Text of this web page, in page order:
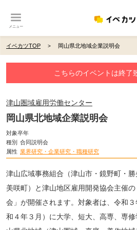
メニュー
イベカツTOP 岡山県北地域企業説明会
こちらのイベントは終了
津山圏域雇用労働センター
岡山県北地域企業説明会
対象卒年
種別 合同説明会
属性 業界研究・企業研究・職種研究
津山広域事務組合（津山市・鏡野町・
美咲町）と津山地区雇用開発協会主催
会」が開催されます。対象者は、令和
和４年３月）に大学、短大、高専、専